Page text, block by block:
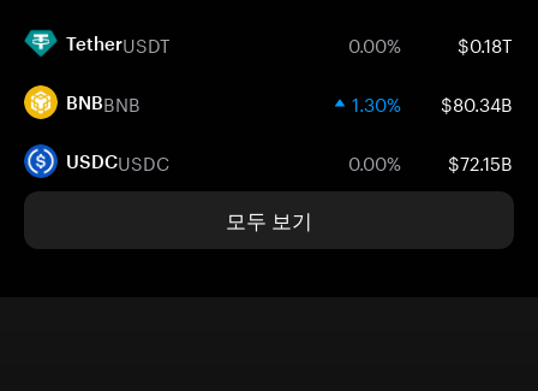
TetherUSDT 0.00% $0.18T
BNBBNB 1.30% $80.34B
USDCUSDC 0.00% $72.15B
모두 보기